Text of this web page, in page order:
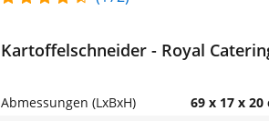
Kartoffelschneider - Royal
Abmessungen (LxBxH) 69 x 17 x 20